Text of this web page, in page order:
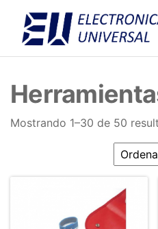
Mostrando 1–30 de 50